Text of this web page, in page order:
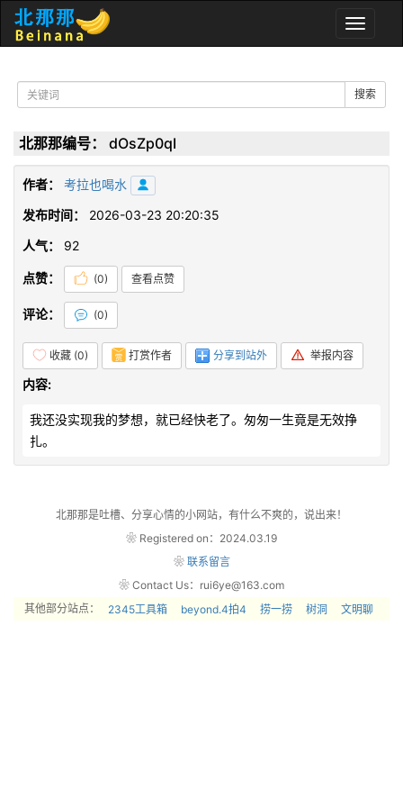
Toggle
搜索
北那那编号： dOsZp0qI
作者： 考拉也喝水
发布时间：
2026-03-23 20:20:35
人气：
92
点赞： (0) 查看点赞
评论： (0)
收藏 (0) 打赏作者 分享到站外 举报内容
内容:
我还没实现我的梦想，就已经快老了。匆匆一生竟是无效挣
扎。
北那那是吐槽、分享心情的小网站，有什么不爽的，说出来！
❀ Registered on：2024.03.19
❀ 联系留言
❀ Contact Us：rui6ye@163.com
其他部分站点：
2345工具箱 beyond.4拍4 捞一捞 树洞 文明聊